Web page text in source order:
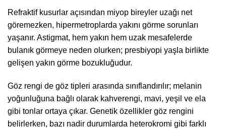
Refraktif kusurlar açısından miyop bireyler uzağı net
göremezken, hipermetroplarda yakını görme sorunları
yaşanır. Astigmat, hem yakın hem uzak mesafelerde
bulanık görmeye neden olurken; presbiyopi yaşla birlikte
gelişen yakın görme bozukluğudur.
Göz rengi de göz tipleri arasında sınıflandırılır; melanin
yoğunluğuna bağlı olarak kahverengi, mavi, yeşil ve ela
gibi tonlar ortaya çıkar. Genetik özellikler göz rengini
belirlerken, bazı nadir durumlarda heterokromi gibi farklı